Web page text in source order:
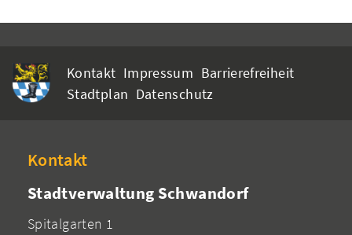
Kontakt Impressum Barrierefreiheit
Stadtplan Datenschutz
Kontakt
Stadtverwaltung Schwandorf
Spitalgarten 1